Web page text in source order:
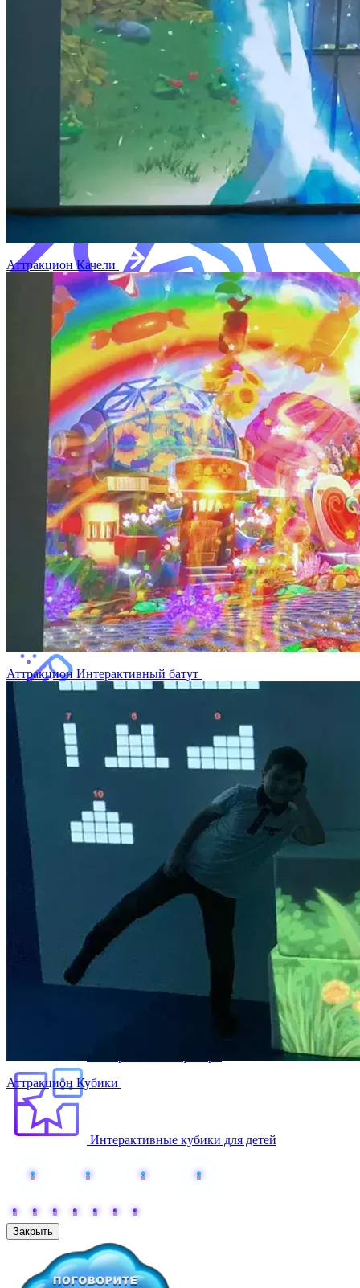
Аттракцион Качели
Аттракцион Интерактивный батут
Аттракцион Кубики
Интерактивная горка
Интерактивный Аттракцион Перепрыгни
Виртуальная реальность
Интерактивные классики
Интерактивная дискотека
Интерактивные раскраски
Интерактивный тир
Интерактивный Чудо-стол
Интерактивные кубики для детей
Закрыть